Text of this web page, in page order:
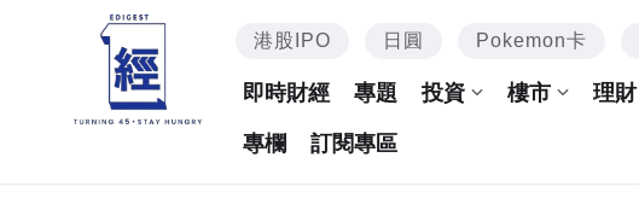
港股IPO 日圓 Pokemon卡
即時財經 專題 投資 樓市 理財
專欄 訂閱專區